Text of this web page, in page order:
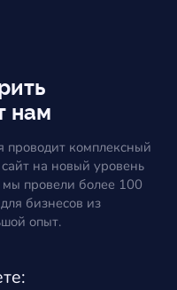
нам
проводит комплексный
на новый уровень
провели более 100
бизнесов из
опыт.